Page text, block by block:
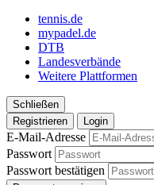
tennis.de
mypadel.de
DTB
Landesverbände
Weitere Plattformen
Schließen
Registrieren
Login
E-Mail-Adresse
Passwort
Passwort bestätigen